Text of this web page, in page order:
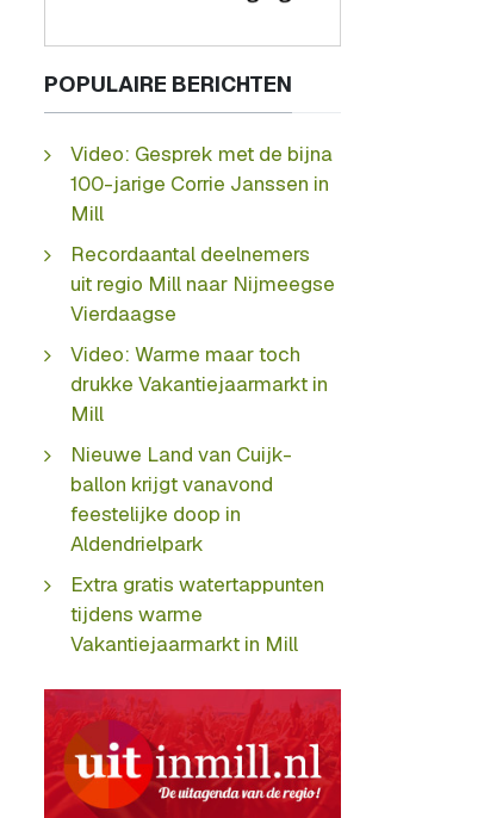
POPULAIRE BERICHTEN
Video: Gesprek met de bijna
100-jarige Corrie Janssen in
Mill
Recordaantal deelnemers
uit regio Mill naar Nijmeegse
Vierdaagse
Video: Warme maar toch
drukke Vakantiejaarmarkt in
Mill
Nieuwe Land van Cuijk-
ballon krijgt vanavond
feestelijke doop in
Aldendrielpark
Extra gratis watertappunten
tijdens warme
Vakantiejaarmarkt in Mill